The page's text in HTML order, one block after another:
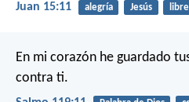
Juan 15:11 alegría Jesús
En mi corazón he guardado
contra ti.